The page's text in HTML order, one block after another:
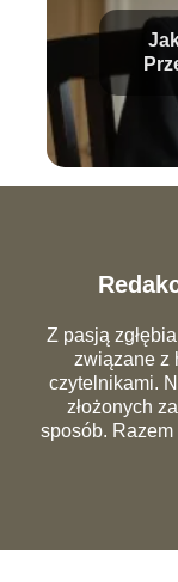
Z pasją
związane z
czytelnikami.
złożonych
sposób.